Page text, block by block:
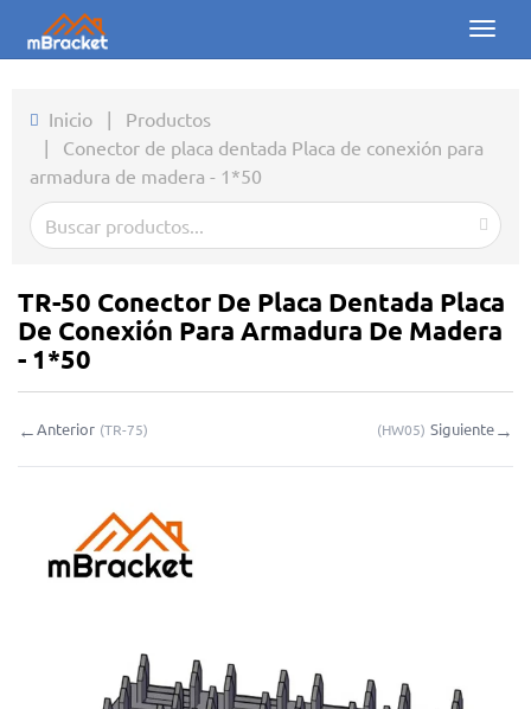
Toggle
Productos
Sobre nosotros
Descargas
Mis consultas
Inicio | Productos
| Conector de placa dentada Placa de conexión para
armadura de madera - 1*50
TR-50 Conector De Placa Dentada Placa
De Conexión Para Armadura De Madera
- 1*50
←Anterior (TR-75) (HW05) Siguiente→